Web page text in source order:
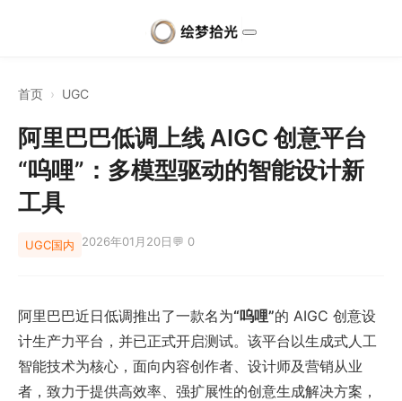
首页 › UGC
阿里巴巴低调上线 AIGC 创意平台
“呜哩”：多模型驱动的智能设计新
工具
UGC国内 2026年01月20日💬 0
阿里巴巴近日低调推出了一款名为“呜哩”的 AIGC 创意设
计生产力平台，并已正式开启测试。该平台以生成式人工
智能技术为核心，面向内容创作者、设计师及营销从业
者，致力于提供高效率、强扩展性的创意生成解决方案，